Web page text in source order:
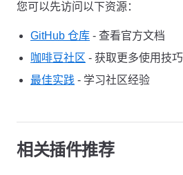
您可以先访问以下资源：
GitHub 仓库 - 查看官方文档
咖啡豆社区 - 获取更多使用技巧
最佳实践 - 学习社区经验
相关插件推荐